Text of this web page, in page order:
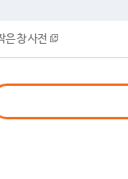
은 창 사전